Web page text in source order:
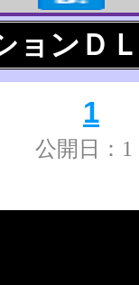
ョンＤ
1
公開日：